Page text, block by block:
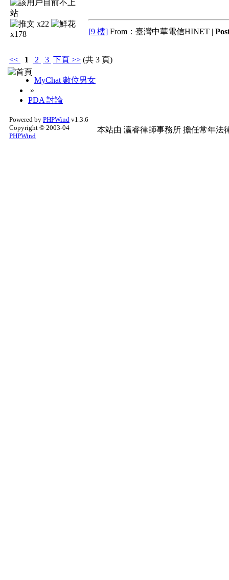
x22
x178
[9 樓] From：臺灣中華電信HINET |
<< 1 2 3 下頁 >> (共 3 頁)
MyChat 數位男女
»
PDA 討論
Powered by PHPWind v1.3.6
Copyright © 2003-04
PHPWind
本站由 瀛睿律師事務所 擔任常年法